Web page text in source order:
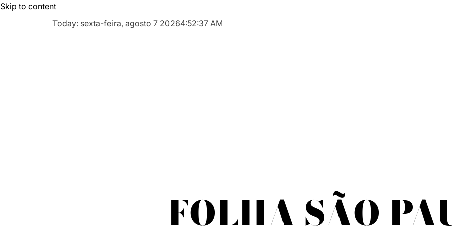
Skip to content
Today: sexta-feira, agosto 7 20264:52:38 AM
FOLHA SÃO